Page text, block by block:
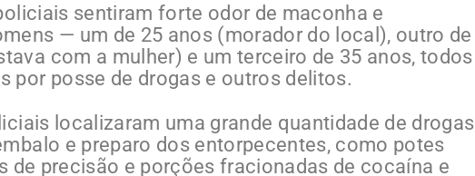
sentiram forte odor de maconha e
— um de 25 anos (morador do local), outro de
com a mulher) e um terceiro de 35 anos, todos
por posse de drogas e outros delitos.
localizaram uma grande quantidade de drogas
e preparo dos entorpecentes, como potes
de precisão e porções fracionadas de cocaína e